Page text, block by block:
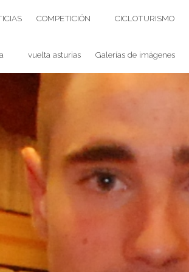
COMPETICIÓN CICLOTURISMO
vuelta asturias Galerías de imágenes